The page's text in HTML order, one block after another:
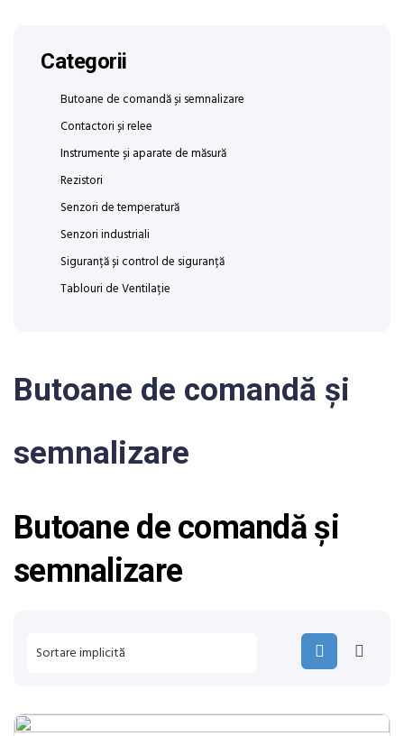
Butoane de comandă și
semnalizare
Butoane de comandă și
semnalizare
Categorii
Butoane de comandă și semnalizare
Contactori și relee
Instrumente și aparate de măsură
Rezistori
Senzori de temperatură
Senzori industriali
Siguranță și control de siguranță
Tablouri de Ventilație